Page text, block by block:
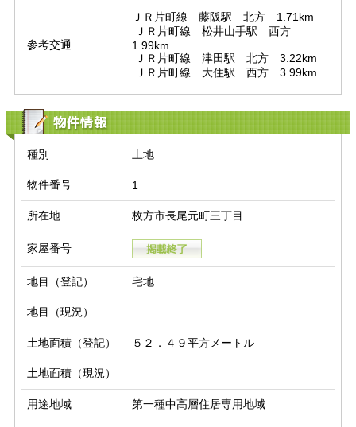
参考交通
ＪＲ片町線　藤阪駅　北方　1.71km
1.99km
ＪＲ片町線　大住駅　西方　3.99km
物件情報
種別 土地
物件番号 1
所在地 枚方市長尾元町三丁目
家屋番号
地目（登記） 宅地
地目（現況）
土地面積（登記） ５２．４９平方メートル
土地面積（現況）
用途地域 第一種中高層住居専用地域